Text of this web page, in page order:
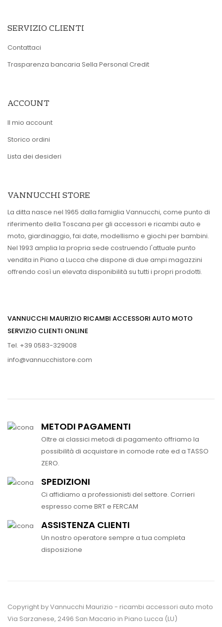
SERVIZIO CLIENTI
Contattaci
Trasparenza bancaria Sella Personal Credit
ACCOUNT
Il mio account
Storico ordini
Lista dei desideri
VANNUCCHI STORE
La ditta nasce nel 1965 dalla famiglia Vannucchi, come punto di
riferimento della Toscana per gli accessori e ricambi auto e
moto, giardinaggio, fai date, modellismo e giochi per bambini.
Nel 1993 amplia la propria sede costruendo l'attuale punto
vendita in Piano a Lucca che dispone di due ampi magazzini
offrendo così un elevata disponibilità su tutti i propri prodotti.
VANNUCCHI MAURIZIO RICAMBI ACCESSORI AUTO MOTO
SERVIZIO CLIENTI ONLINE
Tel. +39 0583-329008
info@vannucchistore.com
METODI PAGAMENTI
Oltre ai classici metodi di pagamento offriamo la
possibilità di acquistare in comode rate ed a TASSO
ZERO.
SPEDIZIONI
Ci affidiamo a professionisti del settore. Corrieri
espresso come BRT e FERCAM
ASSISTENZA CLIENTI
Un nostro operatore sempre a tua completa
disposizione
Copyright by Vannucchi Maurizio - ricambi accessori auto moto
Via Sarzanese, 2496 San Macario in Piano Lucca (LU)